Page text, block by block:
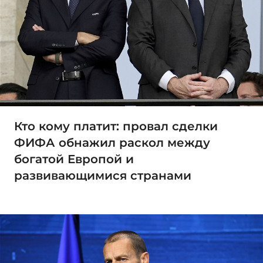
Кто кому платит: провал сделки
ФИФА обнажил раскол между
богатой Европой и
развивающимися странами